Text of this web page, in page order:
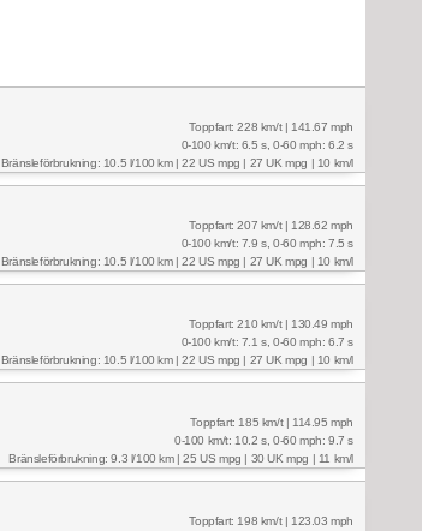
Toppfart: 228 km/t | 141.67 mph
0-100 km/t: 6.5 s, 0-60 mph: 6.2 s
Bränsleförbrukning: 10.5 l/100 km | 22 US mpg | 27 UK mpg | 10 km/l
Toppfart: 207 km/t | 128.62 mph
0-100 km/t: 7.9 s, 0-60 mph: 7.5 s
Bränsleförbrukning: 10.5 l/100 km | 22 US mpg | 27 UK mpg | 10 km/l
Toppfart: 210 km/t | 130.49 mph
0-100 km/t: 7.1 s, 0-60 mph: 6.7 s
Bränsleförbrukning: 10.5 l/100 km | 22 US mpg | 27 UK mpg | 10 km/l
Toppfart: 185 km/t | 114.95 mph
0-100 km/t: 10.2 s, 0-60 mph: 9.7 s
Bränsleförbrukning: 9.3 l/100 km | 25 US mpg | 30 UK mpg | 11 km/l
Toppfart: 198 km/t | 123.03 mph